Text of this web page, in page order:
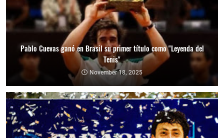
Pablo Cuevas ganó en Brasil su primer título como "Leyenda del
Tenis"
November 18, 2025